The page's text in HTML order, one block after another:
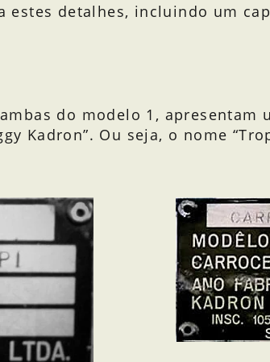
estes detalhes, incluindo um
do modelo 1,
Kadron”. Ou seja, o nome